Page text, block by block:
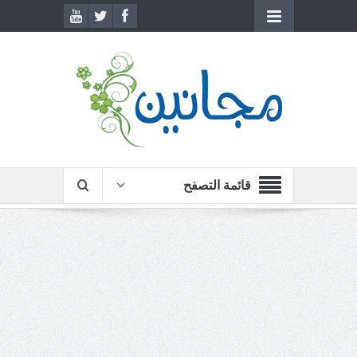
قائمة التصفح